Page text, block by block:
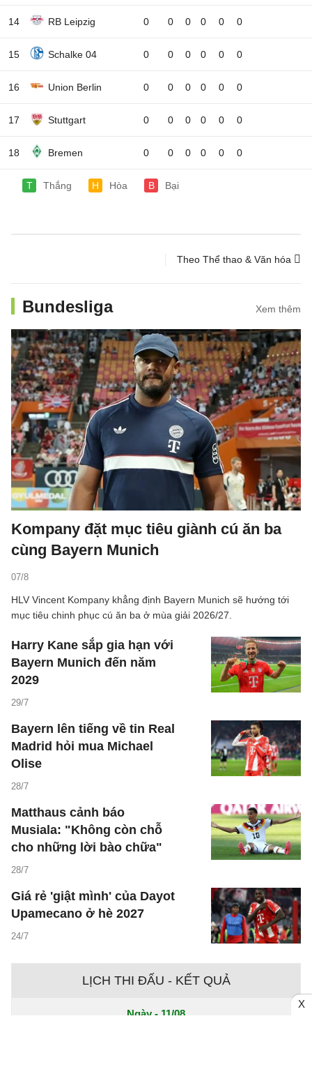
14 RB Leipzig 0 0 0 0 0 0
15 Schalke 04 0 0 0 0 0 0
16 Union Berlin 0 0 0 0 0 0
17 Stuttgart 0 0 0 0 0 0
18 Bremen 0 0 0 0 0 0
T Thắng H Hòa B Bại
Theo Thể thao & Văn hóa
Bundesliga Xem thêm
Kompany đặt mục tiêu giành cú ăn ba
cùng Bayern Munich
07/8
HLV Vincent Kompany khẳng định Bayern Munich sẽ hướng tới
mục tiêu chinh phục cú ăn ba ở mùa giải 2026/27.
Harry Kane sắp gia hạn với
Bayern Munich đến năm
2029
29/7
Bayern lên tiếng về tin Real
Madrid hỏi mua Michael
Olise
28/7
Matthaus cảnh báo
Musiala: "Không còn chỗ
cho những lời bào chữa"
28/7
Giá rẻ 'giật mình' của Dayot
Upamecano ở hè 2027
24/7
LỊCH THI ĐẤU - KẾT QUẢ
Ngày - 11/08
X